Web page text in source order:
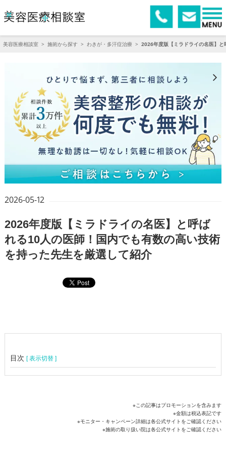
美容医療相談室 > 施術から探す > わきが・多汗症治療 > 2026年度版【ミラドライの名医】
2026-05-12
2026年度版【ミラドライの名医】と呼ば
れる10人の医師！国内でも有数の高い技術
を持った先生を厳選して紹介
目次[ 表示切替 ]
※この記事はプロモーションを含みます
※金額は税込表記です
※モニター・キャンペーン詳細は各公式サイトをご確認ください